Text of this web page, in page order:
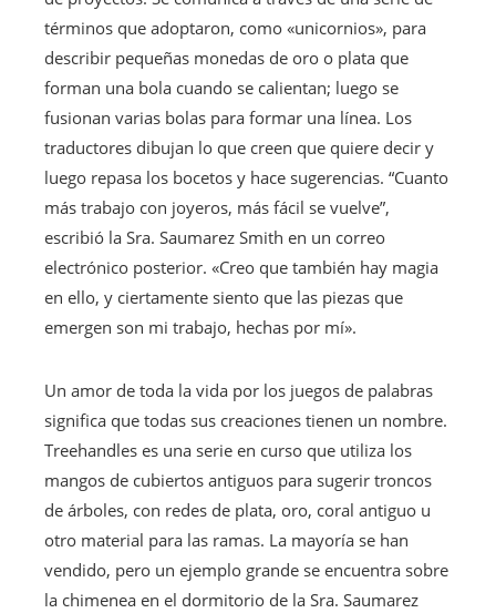
términos que adoptaron, como «unicornios», para
describir pequeñas monedas de oro o plata que
forman una bola cuando se calientan; luego se
fusionan varias bolas para formar una línea. Los
traductores dibujan lo que creen que quiere decir y
luego repasa los bocetos y hace sugerencias. “Cuanto
más trabajo con joyeros, más fácil se vuelve”,
escribió la Sra. Saumarez Smith en un correo
electrónico posterior. «Creo que también hay magia
en ello, y ciertamente siento que las piezas que
emergen son mi trabajo, hechas por mí».
Un amor de toda la vida por los juegos de palabras
significa que todas sus creaciones tienen un nombre.
Treehandles es una serie en curso que utiliza los
mangos de cubiertos antiguos para sugerir troncos
de árboles, con redes de plata, oro, coral antiguo u
otro material para las ramas. La mayoría se han
vendido, pero un ejemplo grande se encuentra sobre
la chimenea en el dormitorio de la Sra. Saumarez